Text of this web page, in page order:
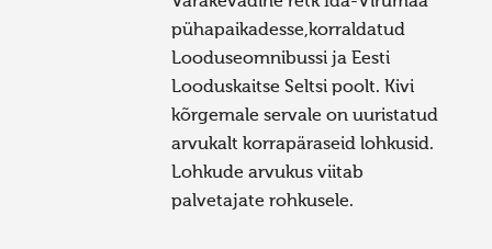
pühapaikadesse,korraldatud
Looduseomnibussi ja Eesti
Looduskaitse Seltsi poolt. Kivi
kõrgemale servale on uuristatud
arvukalt korrapäraseid lohkusid.
Lohkude arvukus viitab
palvetajate rohkusele.